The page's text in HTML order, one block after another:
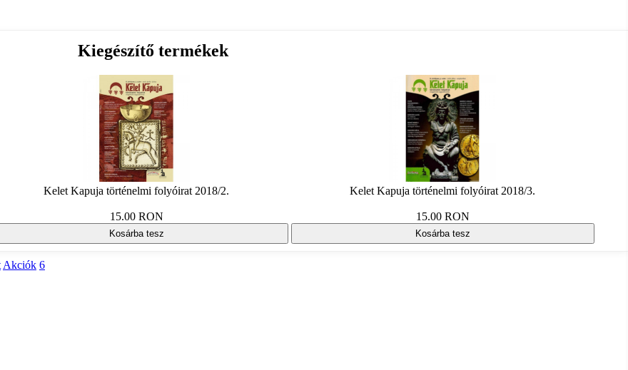
Kiegészítő termékek
Kelet Kapuja történelmi folyóirat 2018/2.
15.00 RON
Kosárba tesz
Kelet Kapuja történelmi folyóirat 2018/3.
15.00 RON
Kosárba tesz
Akciók 6